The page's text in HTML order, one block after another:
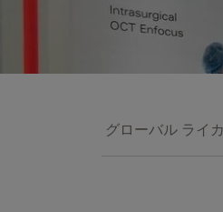
グローバル ライカ